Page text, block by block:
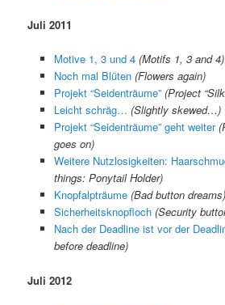
Juli 2011
Motive 1, 3 und 4 (Motifs 1, 3 and 4)
Noch mal Blüten (Flowers again)
Projekt “Seidenträume” (Project
Leicht schräg… (Slightly skewed…)
Projekt “Seidenträume” geht weiter
goes on)
Weitere Nutzlosigkeiten:
things: Ponytail Holder)
Knopfalpträume (Bad button dreams)
Sicherheitsknopfloch (Security
Nach der Deadline ist vor der
before deadline)
Juli 2012